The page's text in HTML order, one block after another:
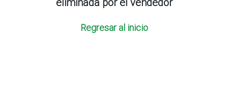
Regresar al inicio